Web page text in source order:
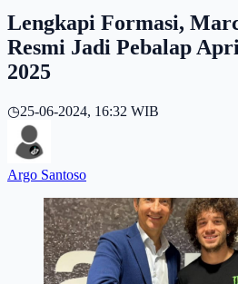
Lengkapi Formasi,
Resmi Jadi Pebalap
2025
◷25-06-2024, 16:32 WIB
Argo Santoso